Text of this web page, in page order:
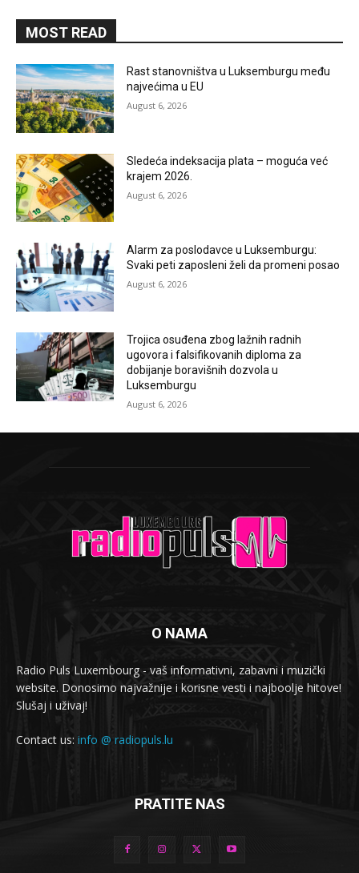
MOST READ
Rast stanovništva u Luksemburgu među
najvećima u EU
August 6, 2026
Sledeća indeksacija plata – moguća već
krajem 2026.
August 6, 2026
Alarm za poslodavce u Luksemburgu:
Svaki peti zaposleni želi da promeni posao
August 6, 2026
Trojica osuđena zbog lažnih radnih
ugovora i falsifikovanih diploma za
dobijanje boravišnih dozvola u
Luksemburgu
August 6, 2026
O NAMA
Radio Puls Luxembourg - vaš informativni, zabavni i muzički
website. Donosimo najvažnije i korisne vesti i najboolje hitove!
Slušaj i uživaj!
Contact us: info @ radiopuls.lu
PRATITE NAS